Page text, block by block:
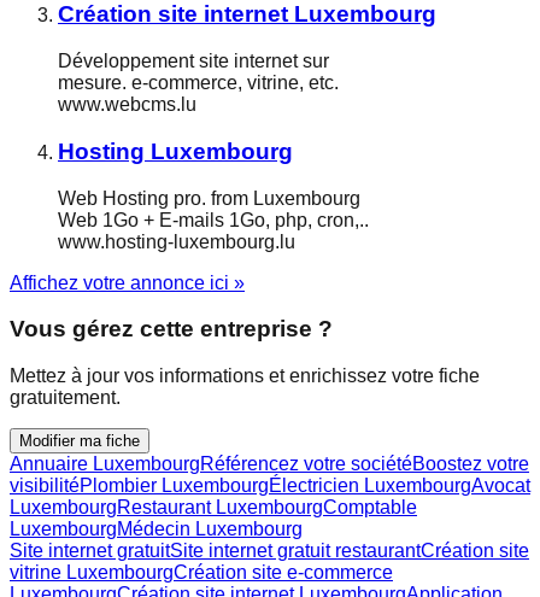
Création site internet Luxembourg
Développement site internet sur
mesure. e-commerce, vitrine, etc.
www.webcms.lu
Hosting Luxembourg
Web Hosting pro. from Luxembourg
Web 1Go + E-mails 1Go, php, cron,..
www.hosting-luxembourg.lu
Affichez votre annonce ici »
Vous gérez cette entreprise ?
Mettez à jour vos informations et enrichissez votre fiche
gratuitement.
Modifier ma fiche
Annuaire LuxembourgRéférencez votre sociétéBoostez votre
visibilitéPlombier LuxembourgÉlectricien LuxembourgAvocat
LuxembourgRestaurant LuxembourgComptable
LuxembourgMédecin Luxembourg
Site internet gratuitSite internet gratuit restaurantCréation site
vitrine LuxembourgCréation site e-commerce